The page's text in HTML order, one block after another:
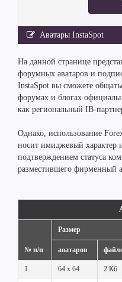
Аватары InstaSpot
На данной странице
форумных аватаров и
InstaSpot вы сможете
форумах и блогах
как региональный IB-
Однако, использование
носит имиджевый характер
подтверждением статуса
разместившего фирменный
№ п/п
Размер
аватаров
1 64 x 64 2 Кб